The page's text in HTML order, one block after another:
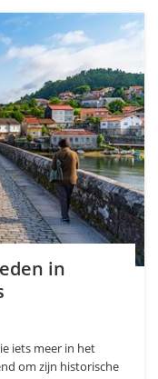
in
iets meer in het
om zijn historische